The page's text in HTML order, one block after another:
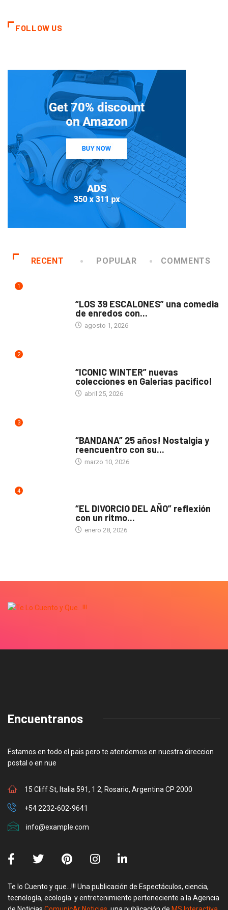
FOLLOW US
RECENT POPULAR COMMENTS
1
“LOS 39 ESCALONES” una comedia
de enredos con...
agosto 1, 2026
2
“ICONIC WINTER” nuevas
colecciones en Galerias pacifico!
abril 25, 2026
3
“BANDANA” 25 años! Nostalgia y
reencuentro con su...
marzo 10, 2026
4
“EL DIVORCIO DEL AÑO” reflexión
con un ritmo...
enero 28, 2026
Encuentranos
Estamos en todo el pais pero te atendemos en nuestra direccion
postal o en nue
15 Cliff St, Italia 591, 1 2, Rosario, Argentina CP 2000
+54 2232-602-9641
info@example.com
Te lo Cuento y que…!!! Una publicación de Espectáculos, ciencia,
tecnología, ecología y entretenimiento perteneciente a la Agencia